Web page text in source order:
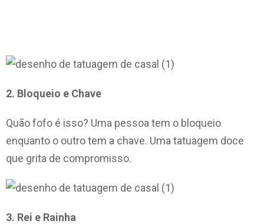
2. Bloqueio e Chave
Quão fofo é isso? Uma pessoa tem o bloqueio
enquanto o outro tem a chave. Uma tatuagem doce
que grita de compromisso.
3. Rei e Rainha